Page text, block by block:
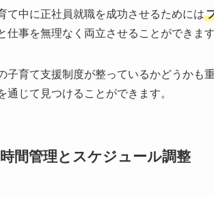
て中に正社員就職を成功させるためには
仕事を無理なく両立させることができます
子育て支援制度が整っているかどうかも
通じて見つけることができます。
間管理とスケジュール調整